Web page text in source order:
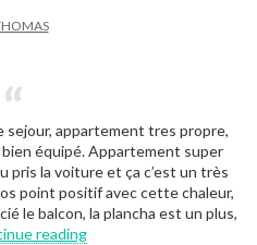
sejour, appartement tres propre,
équipé. Appartement super
pris la voiture et ça c’est un très
point positif avec cette chaleur,
le balcon, la plancha est un plus,
reading“Romain”